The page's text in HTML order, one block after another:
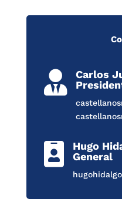

Carlos

Hugo
General